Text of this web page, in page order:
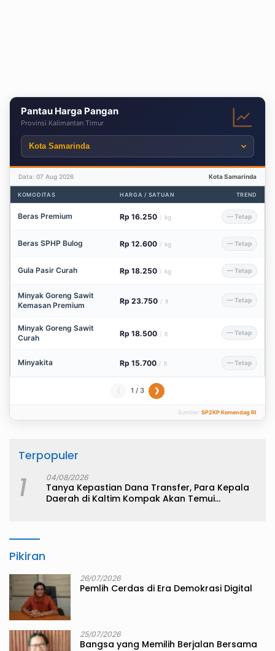
Pantau Harga Pangan
Provinsi Kalimantan Timur
Data: 07 Aug 2026 Kota Samarinda
KOMODITAS HARGA / SATUAN TREND
Beras Premium Rp 16.250 / kg — Tetap
Beras SPHP Bulog Rp 12.600 / kg — Tetap
Gula Pasir Curah Rp 18.250 / kg — Tetap
Minyak Goreng Sawit
Kemasan Premium
Rp 23.750 / lt — Tetap
Minyak Goreng Sawit
Curah
Rp 18.500 / lt — Tetap
Minyakita Rp 15.700 / lt — Tetap
1 / 3 ❯
Sumber: SP2KP Kemendag RI
Terpopuler
1 04/08/2026
Tanya Kepastian Dana Transfer, Para Kepala
Daerah di Kaltim Kompak Akan Temui
Pikiran
26/07/2026
Pemlih Cerdas di Era Demokrasi Digital
25/07/2026
Bangsa yang Memilih Berjalan Bersama